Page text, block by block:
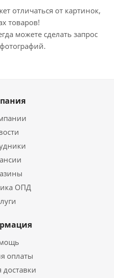
отличаться от картинок,
товаров!
можете сделать запрос
ОПД
оплаты
доставки